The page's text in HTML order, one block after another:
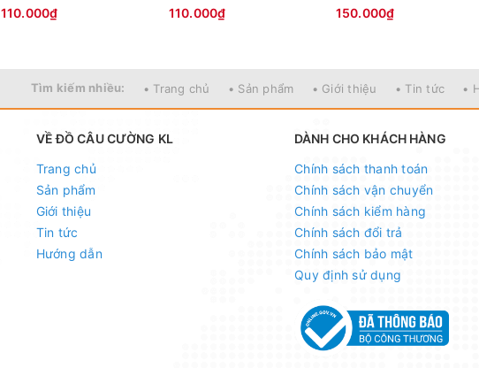
110.000₫ 110.000₫ 150.000₫
Tìm kiếm nhiều: • Trang chủ • Sản phẩm • Giới thiệu • Tin tức •
VỀ ĐỒ CÂU CƯỜNG KL
Trang chủ
Sản phẩm
Giới thiệu
Tin tức
Hướng dẫn
DÀNH CHO KHÁCH HÀNG
Chính sách thanh toán
Chính sách vận chuyển
Chính sách kiểm hàng
Chính sách đổi trả
Chính sách bảo mật
Quy định sử dụng